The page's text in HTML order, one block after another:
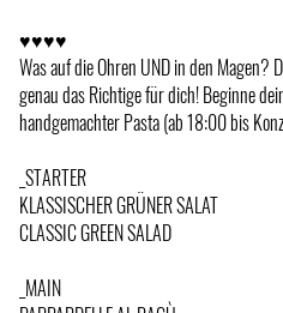
♥♥♥♥
Was auf die Ohren UND in den Magen?
genau das Richtige für dich! Beginne
handgemachter Pasta (ab 18:00 bis
_STARTER
KLASSISCHER GRÜNER SALAT
CLASSIC GREEN SALAD
_MAIN